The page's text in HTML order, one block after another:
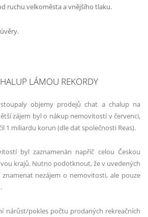
ruchu velkoměsta a vnějšího tlaku.
LÁMOU REKORDY
objemy prodejů chat a chalup na
zájem byl o nákup nemovitostí v červenci,
1 miliardu korun (dle dat společnosti Reas).
byl zaznamenán napříč celou Českou
krajů. Nutno podotknout, že v uvedených
nezájem o nemovitosti, ale pouze
nárůst/pokles počtu prodaných rekreačních